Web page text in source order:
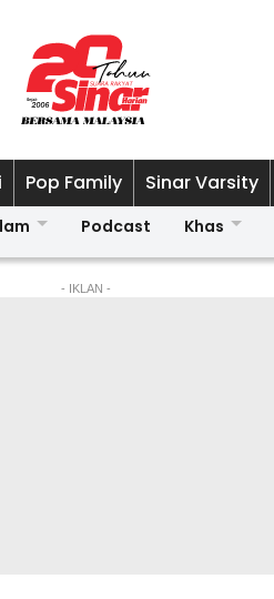
Pop Family Sinar Varsity
Podcast Khas
- IKLAN -